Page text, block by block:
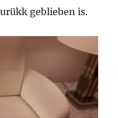
geblieben is.